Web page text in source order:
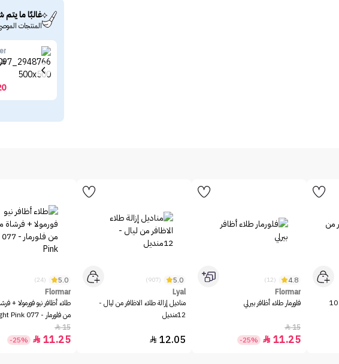
غالبًا ما يتم
المنتجات
4.8
(12)
Flormar
فلورمار طلاء أظافر بيرلي
15

11.25

-25%
5.0
(907)
Lyal
مناديل إزالة طلاء الاظافر من ليال -
12منديل
12.05

5.0
(24)
Flormar
طلاء أظافر نيو فورمولا +
من فلورمار - 077 Light Pink
15

11.25

-25%